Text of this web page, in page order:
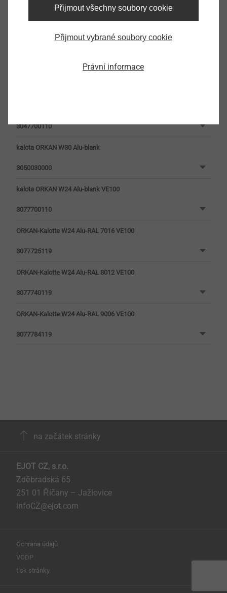
kalota ORKAN W48 Alu-blank
3047700110
kalota ORKAN W30 Alu-blank
3050030000
kalota ORKAN W24 Alu-blank VE100
3077700110
ORKAN-Kalotte W24 Alu-RAL 7016 VE100
3077725119
ORKAN-Kalotte W24 Alu-RAL 8012 VE100
3077740119
ORKAN-Kalotte W24 Alu-RAL 9006 VE100
3077784119
na začátek stránky
EJOT CZ, s.r.o.
Zděbradská 65
251 01 Říčany – Jažlovice
infoCZ@ejot.com
Ochrana údajů
VODP
tisk stránky
Přijmout všechny soubory cookie
Přijmout vybrané soubory cookie
Právní informace